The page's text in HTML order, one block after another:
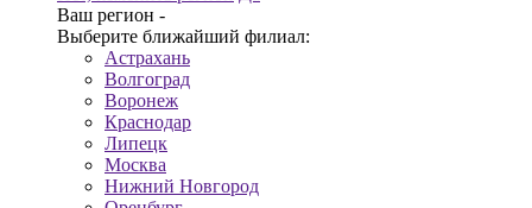
Ваш регион -
Выберите ближайший филиал:
Астрахань
Волгоград
Воронеж
Краснодар
Липецк
Москва
Нижний Новгород